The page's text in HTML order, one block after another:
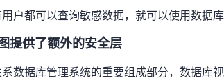
户都可以查询敏感数据，就可以使用数据
提供了额外的安全层
数据库管理系统的重要组成部分，数据库